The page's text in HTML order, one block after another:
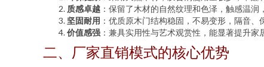
质感卓越 ：保留了木材的自然纹理和色泽，触感温润
坚固耐用 ：优质原木门结构稳固，不易变形，隔音、
价值感强 ：兼具实用性与艺术观赏性，能显著提升家
二、厂家直销模式的核心优势